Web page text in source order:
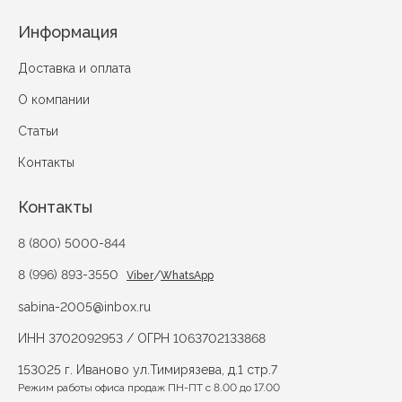
Информация
Доставка и оплата
О компании
Статьи
Контакты
Контакты
8 (800) 5000-844
8 (996) 893-3550 Viber/WhatsApp
sabina-2005@inbox.ru
ИНН 3702092953 / ОГРН 1063702133868
153025 г. Иваново ул.Тимирязева, д.1 стр.7
Режим работы офиса продаж ПН-ПТ с 8.00 до 17.00